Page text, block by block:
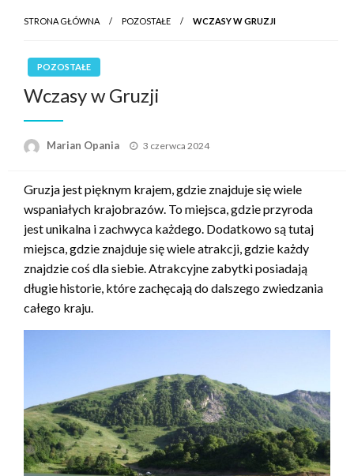
STRONA GŁÓWNA POZOSTAŁE WCZASY W GRUZJI
POZOSTAŁE
Wczasy w Gruzji
Marian Opania
Opublikowane
3 czerwca 2024
Gruzja jest pięknym krajem, gdzie znajduje się wiele
wspaniałych krajobrazów. To miejsca, gdzie przyroda
jest unikalna i zachwyca każdego. Dodatkowo są tutaj
miejsca, gdzie znajduje się wiele atrakcji, gdzie każdy
znajdzie coś dla siebie. Atrakcyjne zabytki posiadają
długie historie, które zachęcają do dalszego zwiedzania
całego kraju.